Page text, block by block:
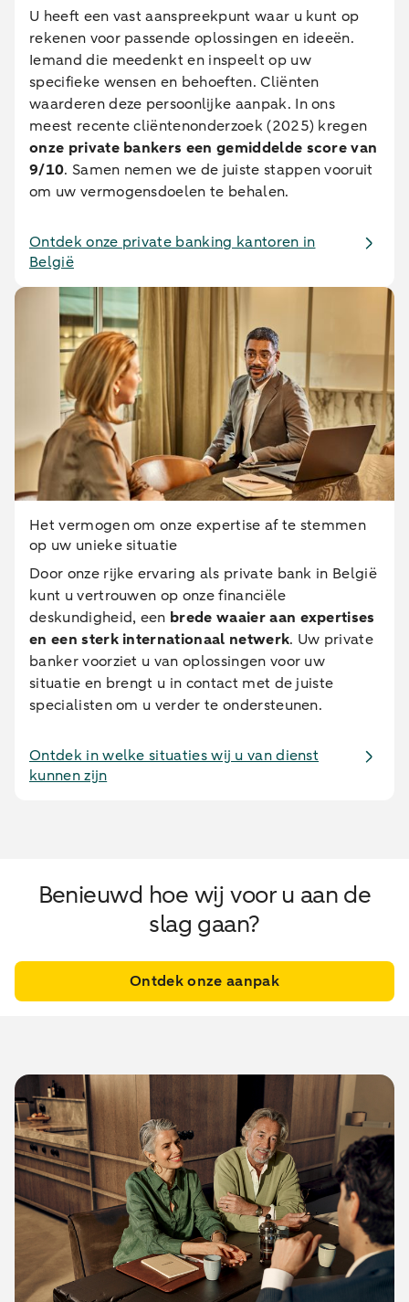
U heeft een vast aanspreekpunt waar u kunt op
rekenen voor passende oplossingen en ideeën.
Iemand die meedenkt en inspeelt op uw
specifieke wensen en behoeften. Cliënten
waarderen deze persoonlijke aanpak. In ons
meest recente cliëntenonderzoek (2025) kregen
onze private bankers een gemiddelde score van
9/10. Samen nemen we de juiste stappen vooruit
om uw vermogensdoelen te behalen.
Ontdek onze private banking kantoren in
België
Het vermogen om onze expertise af te stemmen
op uw unieke situatie
Door onze rijke ervaring als private bank in België
kunt u vertrouwen op onze financiële
deskundigheid, een brede waaier aan expertises
en een sterk internationaal netwerk. Uw private
banker voorziet u van oplossingen voor uw
situatie en brengt u in contact met de juiste
specialisten om u verder te ondersteunen.
Ontdek in welke situaties wij u van dienst
kunnen zijn
Benieuwd hoe wij voor u aan de
slag gaan?
Ontdek onze aanpak